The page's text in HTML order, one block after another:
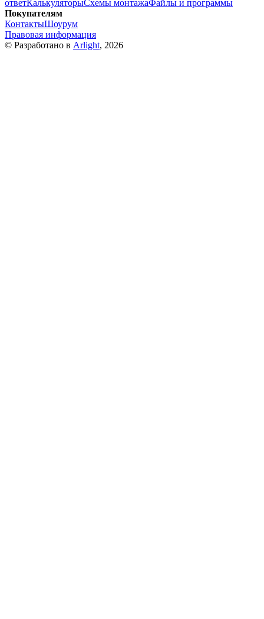
ответКалькуляторыСхемы монтажаФайлы и программы
Покупателям
КонтактыШоурум
Правовая информация
© Разработано в Arlight, 2026